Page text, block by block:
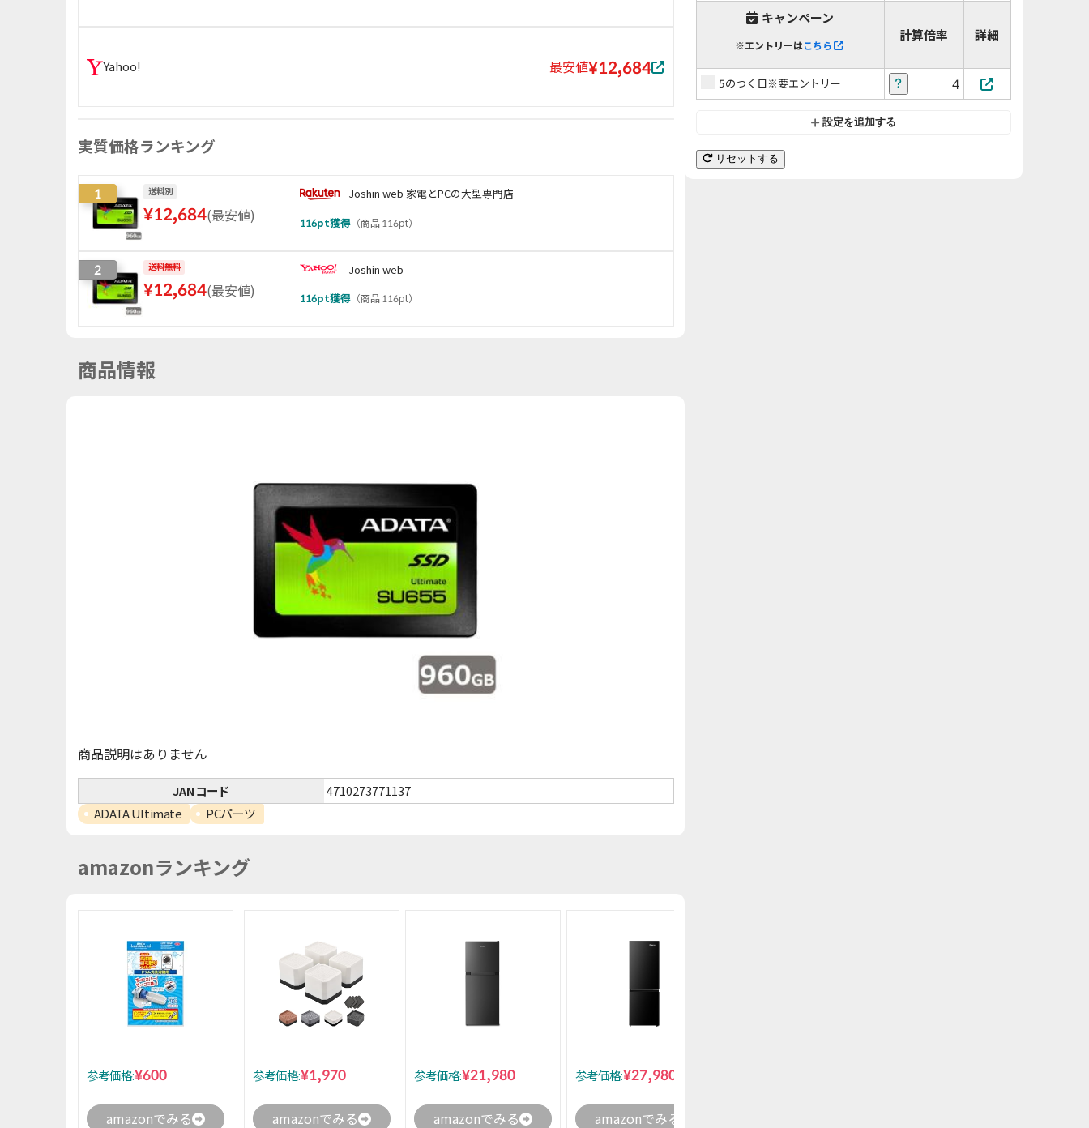
Yahoo! 最安値¥12,684
実質価格ランキング
1 送料別
¥12,684(最安値)
Joshin web 家電とPCの大型専門店
116pt獲得 （商品 116pt）
2 送料無料
¥12,684(最安値)
Joshin web
116pt獲得 （商品 116pt）
商品情報
商品説明はありません
JANコード 4710273771137
ADATA Ultimate PCパーツ
amazonランキング
参考価格:¥600
amazonでみる
参考価格:¥1,970
amazonでみる
参考価格:¥21,980
amazonでみる
参考価格:¥27,980
amazonでみる
キャンペーン
※エントリーはこちら
計算倍率 詳細
5のつく日※要エントリー 4
設定を追加する
リセットする